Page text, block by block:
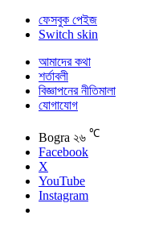
ফেসবুক পেইজ
Switch skin
আমাদের কথা
শর্তাবলী
বিজ্ঞাপনের নীতিমালা
যোগাযোগ
Bogra ২৬ ℃
Facebook
X
YouTube
Instagram